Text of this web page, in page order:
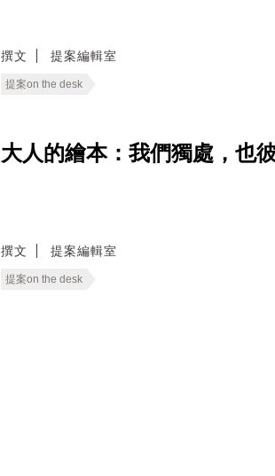
撰文 提案編輯室
提案on the desk
大人的繪本：我們獨處，也
撰文 提案編輯室
提案on the desk